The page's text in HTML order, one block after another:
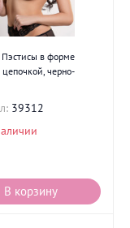
в форме
цепочкой, черно-
39312
В корзину